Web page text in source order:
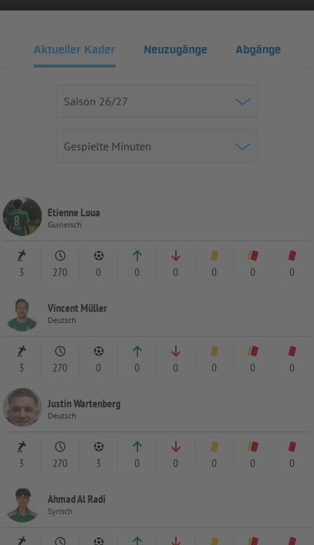
Aktueller Kader Neuzugänge Abgänge
Etienne Loua
Guineisch
3 270 0 0 0 0 0 0
Vincent Müller
Deutsch
3 270 0 0 0 0 0 0
Justin Wartenberg
Deutsch
3 270 3 0 0 0 0 0
Ahmad Al Radi
Syrisch